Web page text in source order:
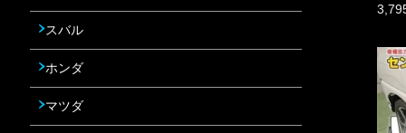
スバル
ホンダ
マツダ